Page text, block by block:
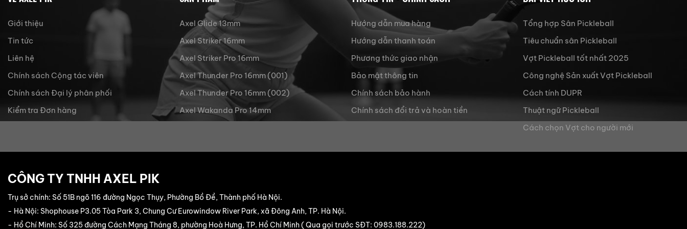
Giới thiệu
Tin tức
Liên hệ
Chính sách Cộng tác viên
Chính sách Đại lý phân phối
Kiểm tra Đơn hàng
Axel Glide 13mm
Axel Striker 16mm
Axel Striker Pro 16mm
Axel Thunder Pro 16mm (001)
Axel Thunder Pro 16mm (002)
Axel Wakanda Pro 14mm
Hướng dẫn mua hàng
Hướng dẫn thanh toán
Phương thức giao nhận
Bảo mật thông tin
Chính sách bảo hành
Chính sách đổi trả và hoàn tiền
Tổng hợp Sân Pickleball
Tiêu chuẩn sân Pickleball
Vợt Pickleball tốt nhất 2025
Công nghệ Sản xuất Vợt Pickleball
Cách tính DUPR
Thuật ngữ Pickleball
Cách chọn Vợt cho người mới
CÔNG TY TNHH AXEL PIK
Trụ sở chính: Số 51B ngõ 116 đường Ngọc Thụy, Phường Bồ Đề, Thành phố Hà Nội.
- Hà Nội: Shophouse P3.05 Tòa Park 3, Chung Cư Eurowindow River Park, xã Đông Anh, TP. Hà Nội.
- Hồ Chí Minh: Số 325 đường Cách Mạng Tháng 8, phường Hoà Hưng, TP. Hồ Chí Minh ( Qua gọi trước SĐT: 0983.188.222)